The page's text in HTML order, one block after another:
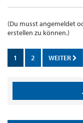
(Du musst angemeldet
erstellen zu können.)
1 2 WEITER